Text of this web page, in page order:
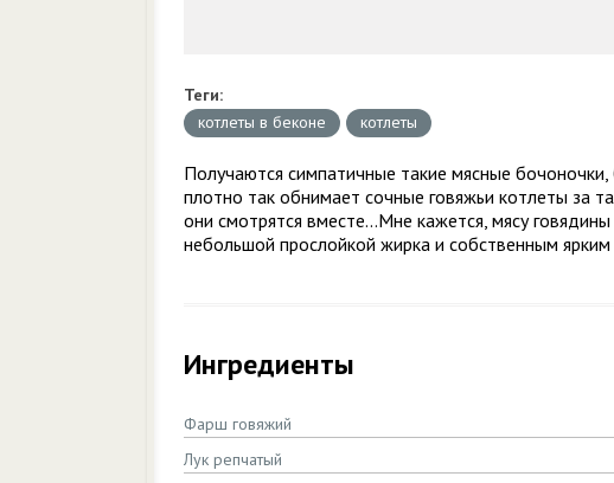
Теги:
котлеты в беконе
котлеты
Получаются симпатичные такие мясные
плотно так обнимает сочные говяжьи котлеты за
они смотрятся вместе...Мне кажется, мясу
небольшой прослойкой жирка и собственным
Ингредиенты
Фарш говяжий
Лук репчатый